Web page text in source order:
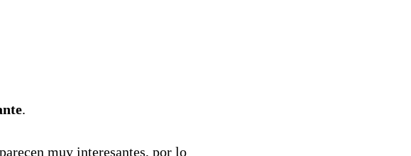
.
muy interesantes, por lo